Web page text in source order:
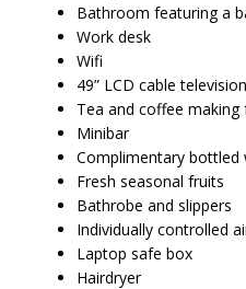
Bathroom featuring a
Work desk
Wifi
49” LCD cable television
Tea and coffee making
Minibar
Complimentary bottled
Fresh seasonal fruits
Bathrobe and slippers
Individually controlled
Laptop safe box
Hairdryer